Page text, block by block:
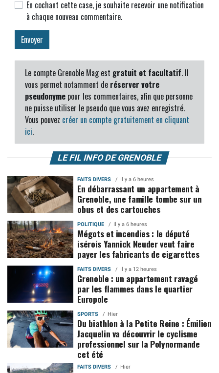
En cochant cette case, je souhaite recevoir une notification
à chaque nouveau commentaire.
Le compte Grenoble Mag est gratuit et facultatif. Il
vous permet notamment de réserver votre
pseudonyme pour les commentaires, afin que personne
ne puisse utiliser le pseudo que vous avez enregistré.
Vous pouvez créer un compte gratuitement en cliquant
ici.
LE FIL INFO DE GRENOBLE
FAITS DIVERS Il y a 6 heures
En débarrassant un appartement à
Grenoble, une famille tombe sur un
obus et des cartouches
POLITIQUE Il y a 6 heures
Mégots et incendies : le député
isérois Yannick Neuder veut faire
payer les fabricants de cigarettes
FAITS DIVERS Il y a 12 heures
Grenoble : un appartement ravagé
par les flammes dans le quartier
Europole
SPORTS Hier
Du biathlon à la Petite Reine : Émilien
Jacquelin va découvrir le cyclisme
professionnel sur la Polynormande
cet été
FAITS DIVERS Hier